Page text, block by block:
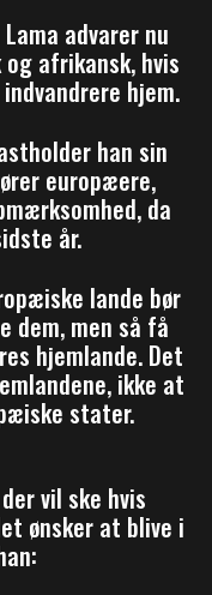
advarer nu
afrikansk, hvis
hjem.
han sin
europæere,
da
år.
lande bør
dem, men så få
hjemlande. Det
ikke at
stater.
vil ske hvis
ønsker at blive i